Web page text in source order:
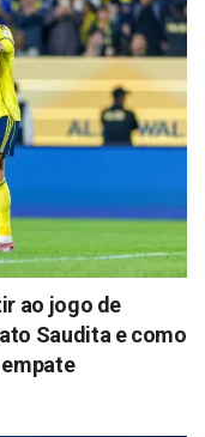
ao jogo de
Saudita e como